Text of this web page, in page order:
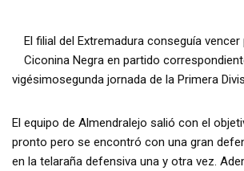
El filial del Extremadura conseguía
Ciconina Negra en partido
vigésimosegunda jornada de la Primera
El equipo de Almendralejo salió con el
pronto pero se encontró con una gran
en la telaraña defensiva una y otra vez.